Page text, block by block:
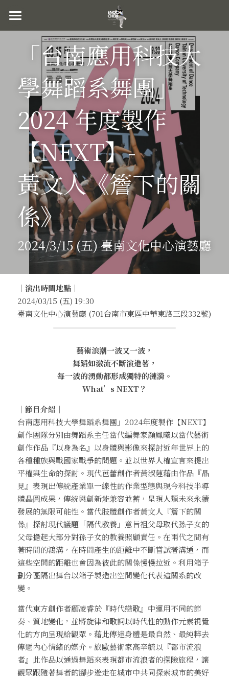
主頁｜HOME
關於｜ABOUT
近期製作｜PROJECT
作品集｜WORKS
服務內容｜SERVICES
聯繫｜CONTACT
「台南應用科技大
學舞蹈系舞團」
2024 年度製作
【NEXT】-
黃文人《簷下的關
係》
2024/3/15 (五) 臺南文化中心演藝廳
｜演出時間地點｜
2024/03/15 (五) 19:30
臺南文化中心演藝廳 (701台南市東區中華東路三段332號)
藝術浪潮一波又一波，
舞蹈如激流不斷演進著，
每一波的湧動都形成獨特的漣漪。
What’s NEXT？
｜節目介紹｜
台南應用科技大學舞蹈系舞團」2024年度製作【NEXT】
創作團隊分別由舞蹈系主任當代編舞家顏鳳曦以當代藝術
創作作品『以身為名』以身體與影像來探討近年世界上的
各種種族與戰國家戰爭的問題。並以世界人權宣言來提出
平權與生命的探討。現代芭蕾創作者黃淑蓮藉由作品『晶
見』表現出傳統產業單一線性的作業型態與現今科技半導
體晶圓成果，傳統與創新能兼容並蓄，呈現人類未來永續
發展的無限可能性。當代肢體創作者黃文人『簷下的關
係』探討現代議題「隔代教養」意旨祖父母取代孫子女的
父母擔起大部分對孫子女的教養照顧責任。在兩代之間有
著時間的鴻溝，在時間產生的距離中不斷嘗試著溝通，而
這些空間的距離也會因為彼此的關係慢慢拉近。利用箱子
劃分區隔出舞台以箱子製造出空間變化代表這關系的改
變。
當代東方創作者顧凌睿於『時代戀歌』中運用不同的節
奏、質地變化，並將旋律和歌詞以時代性的動作元素視覺
化的方向呈現給觀眾。藉此傳達身體是最自然、最純粹去
傳遞內心情緒的媒介。旅歐藝術家高辛毓以『都市流浪
者』此作品以通過舞蹈來表現都市流浪者的探險旅程，讓
觀眾跟隨著舞者的腳步遊走在城市中共同探索城市的美好